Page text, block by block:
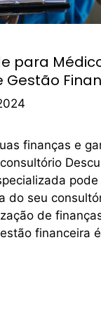
para
Gestão
finanças e
do seu
de
financeira